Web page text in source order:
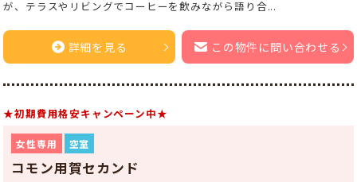
が、テラスやリビングでコーヒーを飲みながら語り合...
詳細を見る この物件に問い合わせる
★初期費用格安キャンペーン中★
女性専用 空室
コモン用賀セカンド